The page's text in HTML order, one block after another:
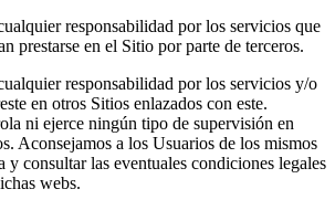
responsabilidad por los servicios que
prestarse en el Sitio por parte de terceros.
responsabilidad por los servicios y/o
en otros Sitios enlazados con este.
ni ejerce ningún tipo de supervisión en
Aconsejamos a los Usuarios de los mismos
y consultar las eventuales condiciones legales
webs.